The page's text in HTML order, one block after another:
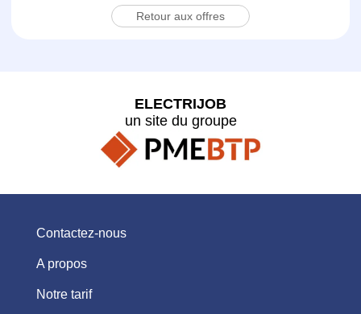
Retour aux offres
ELECTRIJOB
un site du groupe
Contactez-nous
A propos
Notre tarif